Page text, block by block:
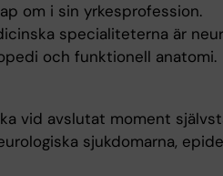
om i sin yrkesprofession.
specialiteterna är
och funktionell anatomi.
vid avslutat moment
sjukdomarna,